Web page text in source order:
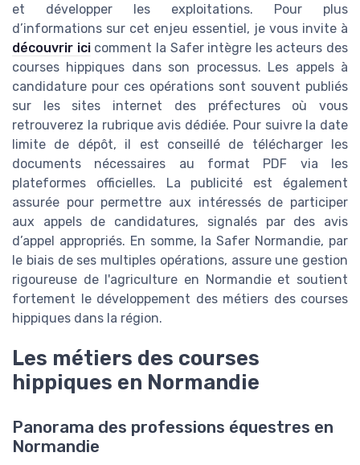
et développer les exploitations. Pour plus
d’informations sur cet enjeu essentiel, je vous invite à
découvrir icicomment la Safer intègre les acteurs des
courses hippiques dans son processus. Les appels à
candidature pour ces opérations sont souvent publiés
sur les sites internet des préfectures où vous
retrouverez la rubrique avis dédiée. Pour suivre la date
limite de dépôt, il est conseillé de télécharger les
documents nécessaires au format PDF via les
plateformes officielles. La publicité est également
assurée pour permettre aux intéressés de participer
aux appels de candidatures, signalés par des avis
d’appel appropriés. En somme, la Safer Normandie, par
le biais de ses multiples opérations, assure une gestion
rigoureuse de l'agriculture en Normandie et soutient
fortement le développement des métiers des courses
hippiques dans la région.
Les métiers des courses
hippiques en Normandie
Panorama des professions équestres en
Normandie